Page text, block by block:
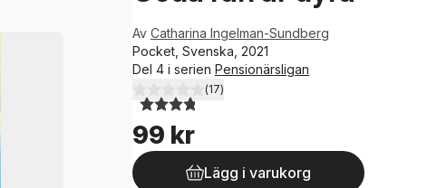
Av Catharina Ingelman-Sundberg
Pocket, Svenska, 2021
Del 4 i serien Pensionärsligan
3,8utav 5 stjärnor. Totalt antal röster:
(17)
99 kr
Lägg i varukorg